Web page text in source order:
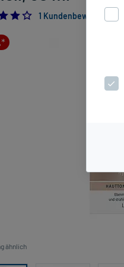
4.0
1 Kundenbewertung*
ähnlich